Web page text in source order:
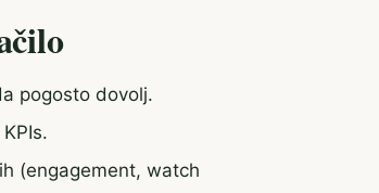
pogosto dovolj.
(engagement, watch